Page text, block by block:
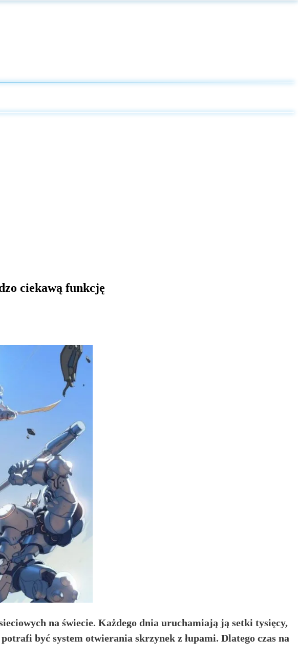
ciekawą funkcję
na świecie. Każdego dnia uruchamiają ją setki tysięcy,
być system otwierania skrzynek z łupami. Dlatego czas na